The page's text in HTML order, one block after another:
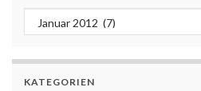
Archiv
KATEGORIEN